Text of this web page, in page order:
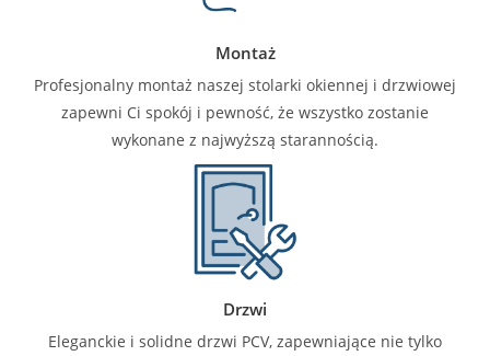
Montaż
Profesjonalny montaż naszej stolarki okiennej i drzwiowej
zapewni Ci spokój i pewność, że wszystko zostanie
wykonane z najwyższą starannością.
Drzwi
Eleganckie i solidne drzwi PCV, zapewniające nie tylko